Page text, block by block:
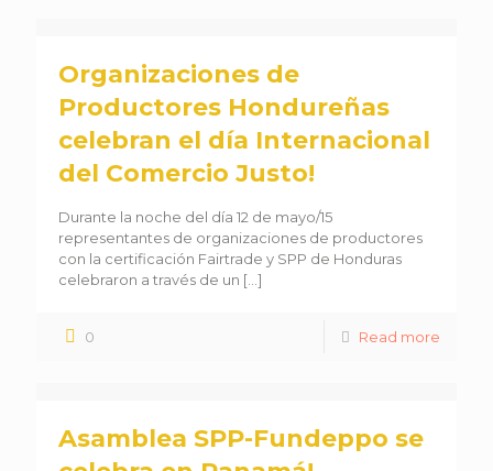
Organizaciones de
Productores Hondureñas
celebran el día Internacional
del Comercio Justo!
Durante la noche del día 12 de mayo/15
representantes de organizaciones de productores
con la certificación Fairtrade y SPP de Honduras
celebraron a través de un […]
0 Read more
Asamblea SPP-Fundeppo se